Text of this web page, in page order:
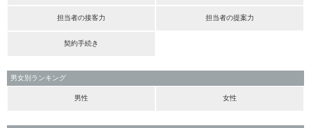
担当者の接客力 担当者の提案力
契約手続き
男女別ランキング
男性 女性